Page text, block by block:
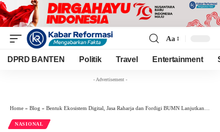
Resizer
Aa
DPRD BANTEN Politik Travel Entertainment
- Advertisement -
Home » Blog » Bentuk Ekosistem Digital, Jasa Raharja dan Fordigi BUMN Lanjutkan Roadshow ke Universitas Hasanuddin
NASIONAL